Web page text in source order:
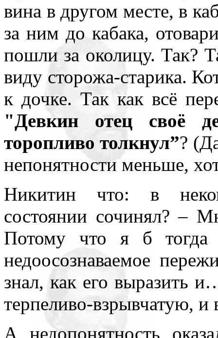
вина в другом месте, в
за ним до кабака,
пошли за околицу. Так?
виду сторожа-старика.
к дочке. Так как всё
"Девкин отец своё
торопливо толкнул”?
непонятности меньше,
Никитин что: в
состоянии сочинял? –
Потому что я б тогда
недоосознаваемое
знал, как его выразить
терпеливо-взрывчатую, и
А недопонятность